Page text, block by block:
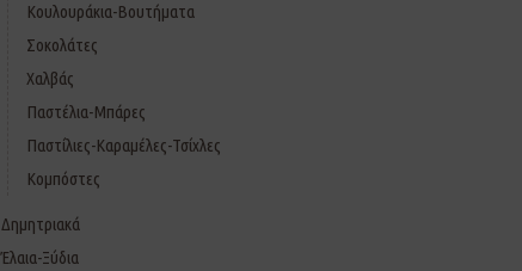
Κουλουράκια-Βουτήματα
Σοκολάτες
Χαλβάς
Παστέλια-Μπάρες
Παστίλιες-Καραμέλες-Τσίχλες
Κομπόστες
Δημητριακά
Έλαια-Ξύδια